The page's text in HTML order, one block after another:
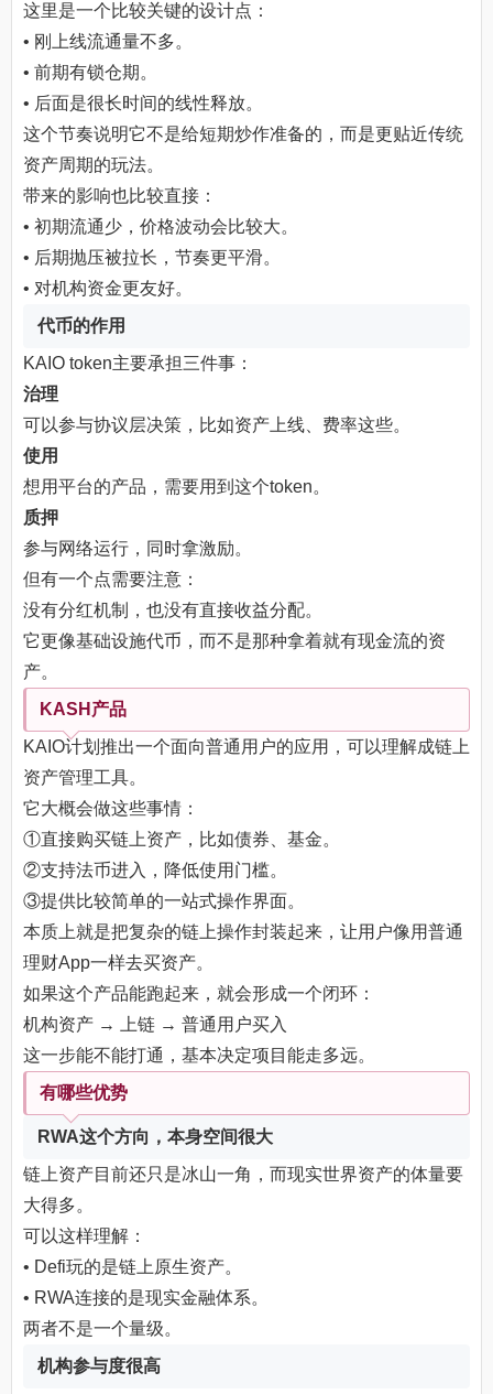
这里是一个比较关键的设计点：
• 刚上线流通量不多。
• 前期有锁仓期。
• 后面是很长时间的线性释放。
这个节奏说明它不是给短期炒作准备的，而是更贴近传统
资产周期的玩法。
带来的影响也比较直接：
• 初期流通少，价格波动会比较大。
• 后期抛压被拉长，节奏更平滑。
• 对机构资金更友好。
代币的作用
KAIO token主要承担三件事：
治理
可以参与协议层决策，比如资产上线、费率这些。
使用
想用平台的产品，需要用到这个token。
质押
参与网络运行，同时拿激励。
但有一个点需要注意：
没有分红机制，也没有直接收益分配。
它更像基础设施代币，而不是那种拿着就有现金流的资
产。
KASH产品
KAIO计划推出一个面向普通用户的应用，可以理解成链上
资产管理工具。
它大概会做这些事情：
①直接购买链上资产，比如债券、基金。
②支持法币进入，降低使用门槛。
③提供比较简单的一站式操作界面。
本质上就是把复杂的链上操作封装起来，让用户像用普通
理财App一样去买资产。
如果这个产品能跑起来，就会形成一个闭环：
机构资产 → 上链 → 普通用户买入
这一步能不能打通，基本决定项目能走多远。
有哪些优势
RWA这个方向，本身空间很大
链上资产目前还只是冰山一角，而现实世界资产的体量要
大得多。
可以这样理解：
• Defi玩的是链上原生资产。
• RWA连接的是现实金融体系。
两者不是一个量级。
机构参与度很高